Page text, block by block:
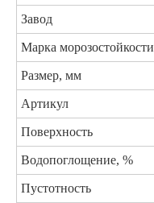
Завод
Марка морозостойкости
Размер, мм
Артикул
Поверхность
Водопоглощение, %
Пустотность